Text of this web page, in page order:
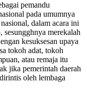
pemandu
pada umumnya
dalam acara ini
merekalah
kesuksesan upaya
tokoh adat, tokoh
atau remaja itu
jika pemerintah daerah
oleh lembaga